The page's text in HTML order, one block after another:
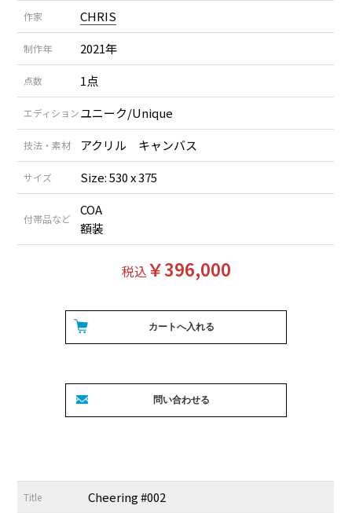
作家 CHRIS
制作年 2021年
点数 1点
エディションユニーク/Unique
技法・素材 アクリル キャンバス
サイズ Size: 530 x 375
付帯品など
COA
額装
税込￥396,000
Title Cheering #002